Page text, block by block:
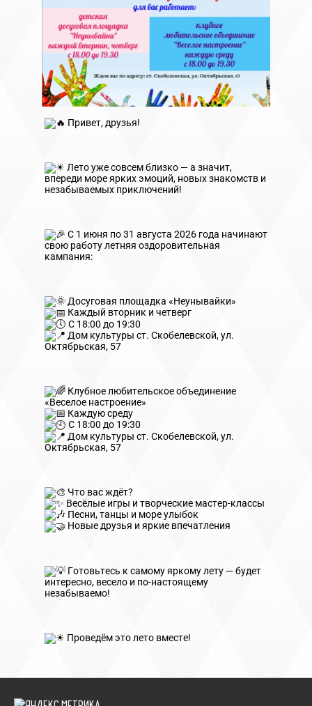
Привет, друзья!
Лето уже совсем близко — а значит,
впереди море ярких эмоций, новых знакомств и
незабываемых приключений!
С 1 июня по 31 августа 2026 года начинают
свою работу летняя оздоровительная
кампания:
Досуговая площадка «Неунывайки»
Каждый вторник и четверг
С 18:00 до 19:30
Дом культуры ст. Скобелевской, ул.
Октябрьская, 57
Клубное любительское объединение
«Веселое настроение»
Каждую среду
С 18:00 до 19:30
Дом культуры ст. Скобелевской, ул.
Октябрьская, 57
Что вас ждёт?
Весёлые игры и творческие мастер-классы
Песни, танцы и море улыбок
Новые друзья и яркие впечатления
Готовьтесь к самому яркому лету — будет
интересно, весело и по-настоящему
незабываемо!
Проведём это лето вместе!